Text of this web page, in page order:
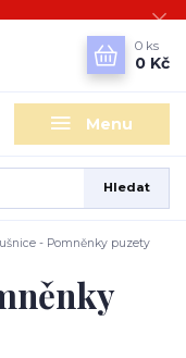
Menu
Hledat
0 ks
0 Kč
- Pomněnky puzety